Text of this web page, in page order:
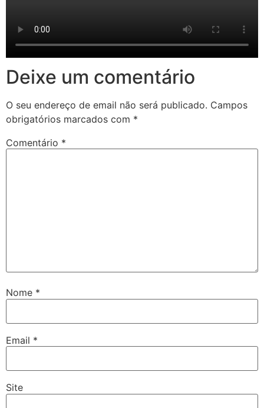
Deixe um comentário
O seu endereço de email não será publicado. Campos
obrigatórios marcados com *
Comentário *
Nome *
Email *
Site